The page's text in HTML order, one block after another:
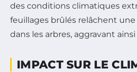
des conditions climatiques
feuillages brûlés relâchent
dans les arbres, aggravant
IMPACT SUR LE